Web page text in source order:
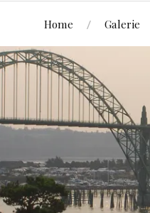
Home Galerie